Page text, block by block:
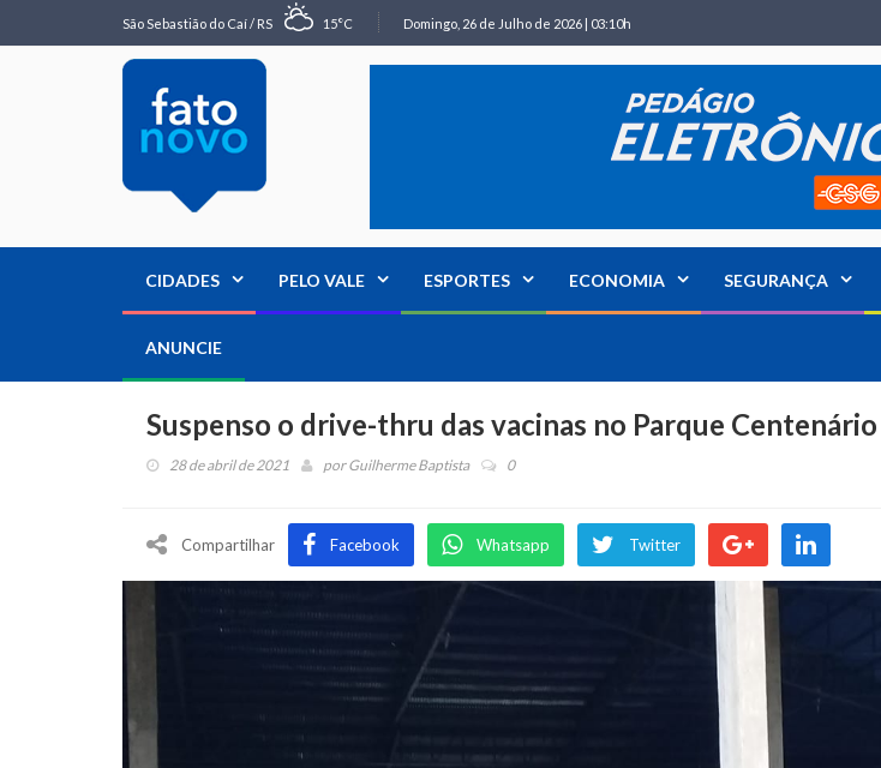
São Sebastião do Caí / RS 15°C Domingo, 26 de Julho de 2026 | 03:10h
CIDADES PELO VALE ESPORTES ECONOMIA SEGURANÇA
ANUNCIE
Suspenso o drive-thru das vacinas no Parque
28 de abril de 2021 porGuilherme Baptista 0
Compartilhar Facebook Whatsapp Twitter